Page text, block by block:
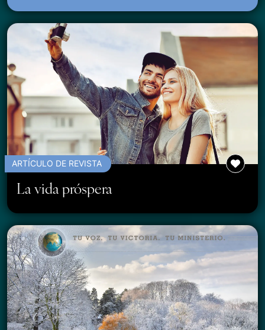
ARTÍCULO DE REVISTA
La vida próspera